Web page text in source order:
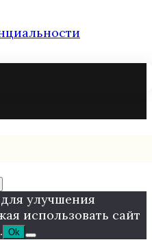
улучшения
использовать сайт
Ok